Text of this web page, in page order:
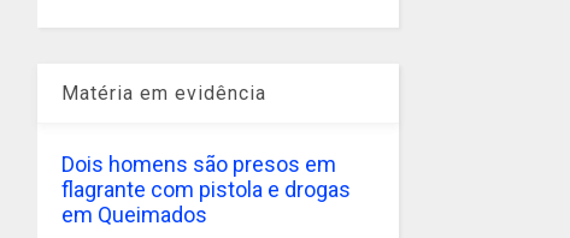
Matéria em evidência
Dois homens são presos em
flagrante com pistola e drogas
em Queimados